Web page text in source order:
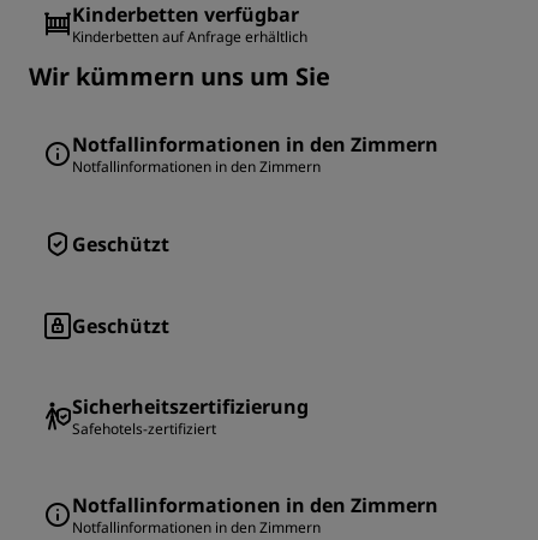
Kinderbetten verfügbar
Kinderbetten auf Anfrage erhältlich
Wir kümmern uns um Sie
Notfallinformationen in den Zimmern
Notfallinformationen in den Zimmern
Geschützt
Geschützt
Sicherheitszertifizierung
Safehotels-zertifiziert
Notfallinformationen in den Zimmern
Notfallinformationen in den Zimmern